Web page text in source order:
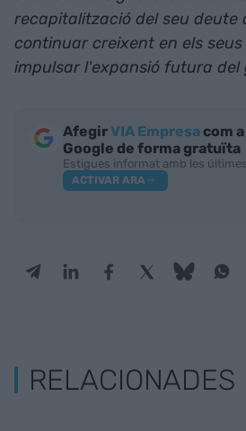
recapitalització del seu deute
continuar creixent en els
impulsar l'expansió futura del
AfegirVIA Empresa com
Google de forma gratuïta
Estigues informat amb les
ACTIVAR ARA
RELACIONADES